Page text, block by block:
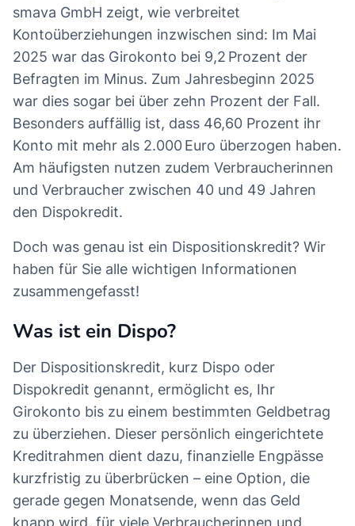
smava GmbH zeigt, wie verbreitet
Kontoüberziehungen inzwischen sind: Im Mai
2025 war das Girokonto bei 9,2 Prozent der
Befragten im Minus. Zum Jahresbeginn 2025
war dies sogar bei über zehn Prozent der Fall.
Besonders auffällig ist, dass 46,60 Prozent ihr
Konto mit mehr als 2.000 Euro überzogen haben.
Am häufigsten nutzen zudem Verbraucherinnen
und Verbraucher zwischen 40 und 49 Jahren
den Dispokredit.
Doch was genau ist ein Dispositionskredit? Wir
haben für Sie alle wichtigen Informationen
zusammengefasst!
Was ist ein Dispo?
Der Dispositionskredit, kurz Dispo oder
Dispokredit genannt, ermöglicht es, Ihr
Girokonto bis zu einem bestimmten Geldbetrag
zu überziehen. Dieser persönlich eingerichtete
Kreditrahmen dient dazu, finanzielle Engpässe
kurzfristig zu überbrücken – eine Option, die
gerade gegen Monatsende, wenn das Geld
knapp wird, für viele Verbraucherinnen und